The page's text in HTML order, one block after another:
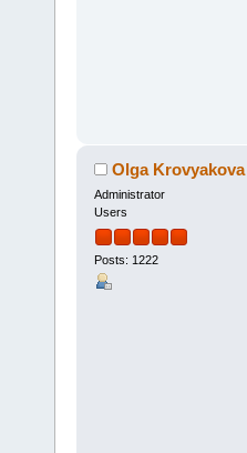
Olga Krovyakova
Administrator
Users
Posts: 1222